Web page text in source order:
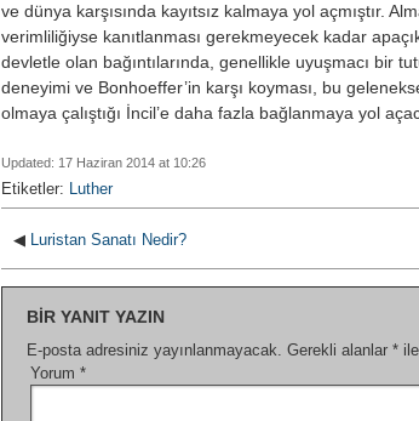
ve dünya karşısın­da kayıtsız kalmaya yol açmıştır.
verimliliğiyse kanıtlanması ge­rekmeyecek kadar
devletle olan bağıntılarında, genellik­le uyuşmacı bir
deneyimi ve Bonhoeffer’in karşı koyması, bu
olmaya çalıştığı İncil’e daha fazla bağlanmaya yol
Updated: 17 Haziran 2014 at 10:26
Etiketler: Luther
◀ Luristan Sanatı Nedir?
BIR YANIT YAZIN
E-posta adresiniz yayınlanmayacak. Gerekli alanlar *
Yorum *